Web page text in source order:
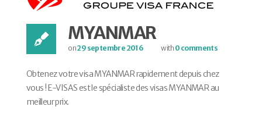
MYANMAR
on29 septembre 2016 with 0 comments
Obtenez votre visa MYANMAR rapidement depuis chez
vous ! E-VISAS est le spécialiste des visas MYANMAR au
meilleur prix.